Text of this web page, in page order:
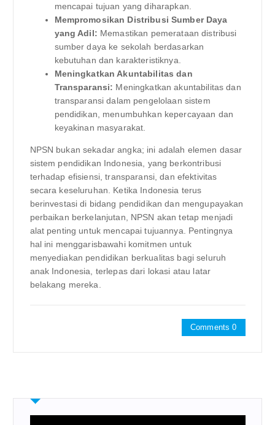
mencapai tujuan yang diharapkan.
Mempromosikan Distribusi Sumber Daya
yang Adil: Memastikan pemerataan distribusi
sumber daya ke sekolah berdasarkan
kebutuhan dan karakteristiknya.
Meningkatkan Akuntabilitas dan
Transparansi: Meningkatkan akuntabilitas dan
transparansi dalam pengelolaan sistem
pendidikan, menumbuhkan kepercayaan dan
keyakinan masyarakat.
NPSN bukan sekadar angka; ini adalah elemen dasar
sistem pendidikan Indonesia, yang berkontribusi
terhadap efisiensi, transparansi, dan efektivitas
secara keseluruhan. Ketika Indonesia terus
berinvestasi di bidang pendidikan dan mengupayakan
perbaikan berkelanjutan, NPSN akan tetap menjadi
alat penting untuk mencapai tujuannya. Pentingnya
hal ini menggarisbawahi komitmen untuk
menyediakan pendidikan berkualitas bagi seluruh
anak Indonesia, terlepas dari lokasi atau latar
belakang mereka.
Comments 0